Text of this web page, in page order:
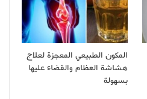
المكون الطبيعي المعجزة لعلاج
هشاشة العظام والقضاء عليها
بسهولة